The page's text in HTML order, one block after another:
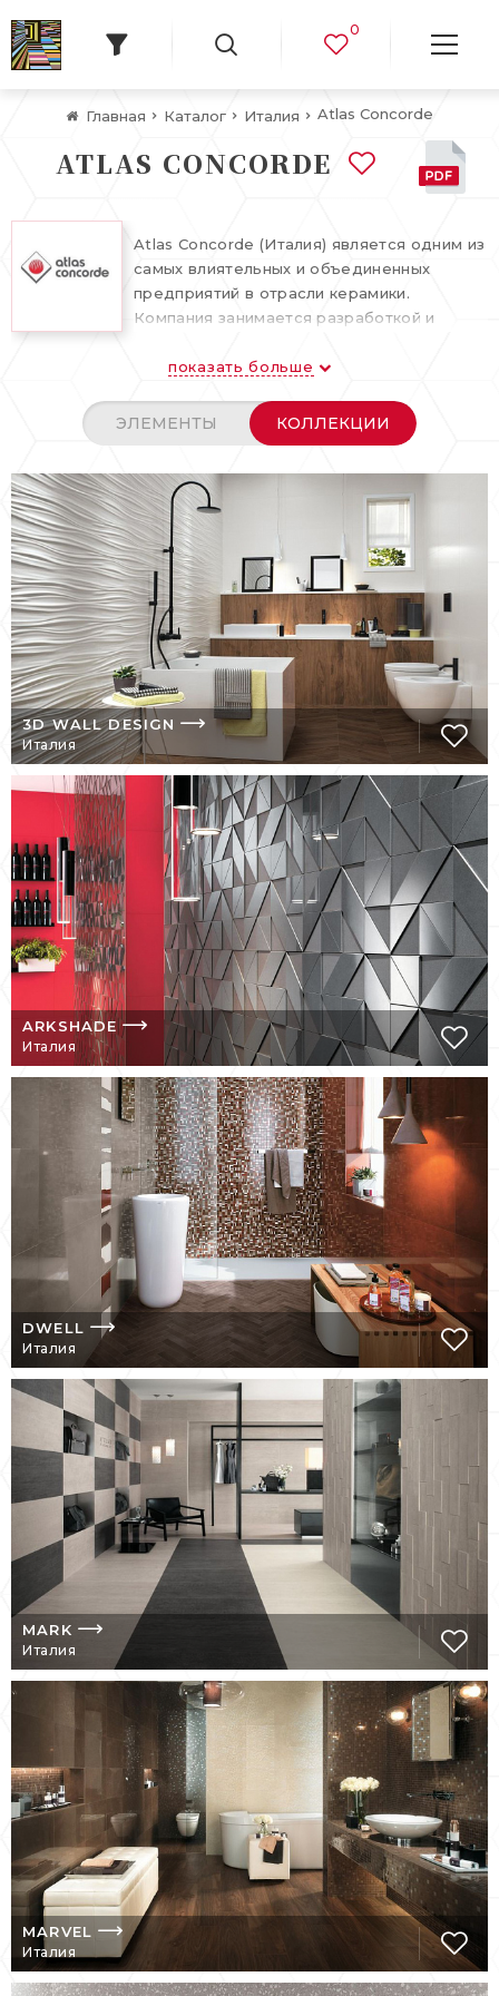
0
Главная Каталог Италия Atlas Concorde
ATLAS CONCORDE
Atlas Concorde (Италия) является одним из
самых влиятельных и объединенных
предприятий в отрасли керамики.
Компания занимается разработкой и
технологических решений для облицовки
любого стиля, интерьера и применения в
жилых пространствах, коммерческих и
Concorde включают огромное множество
форматов, разнообразие цветовой
палитры и отделок, специальных и
мозаичных элементов, рассказывающих
историю дальних земель, выраженную
сочетанием высоких технологий и
глубокого стилистического содержания.
ИСТОРИЯ БРЕНДА
История Atlas Concorde начинается в 1969
г. в Италии, Фиорано-Моденези с
основания предприятия Ceramiche
Concorde. В 1974 г. была запущена фабрика
Ceramiche Atlas. Через несколько лет
произошло слияний компаний. В 1990 г.
начинается новый этап развития
предприятия, чему предшествовало
получение сертификата UNI EN ISO 9001.
1995 г. ознаменовался выпуском
керамогранита Atlas Concorde, который
позиционируется как символ стиля,
итальянского качества. В 2009 г. компания
стала членом Совета по экологическому
строительству, что подтверждает ее
приверженность к экологически
безопасному будущему.
Сейчас Atlas Concorde – это признанный
лидер в сфере производства
керамической плитки. «Наш взгляд всегда
устремлен в будущее, потому что мы
помним свою историю и откуда мы пришли.
Вот уже на протяжение 50 лет мы
ежедневно дополняем эту прекрасную
постулатов философии компании.
НЕПОВТОРИМЫЕ
КОЛЛЕКЦИИ
Керамическая плитка Atlas Concorde – это
сочетание индивидуальности и стиля,
изысканный ассортимент, уникальные
технические качества.
Разнообразие текстур, досконально
имитирующих мрамор, ценные породы
древесины, камень, ткани, цемент.
Материалы, ставшие источником для
вдохновения при создании
керамической плитки, были
скрупулезно изучены и исследованы.
Благодаря этому эстетические
качества плитки превосходят
исходные материалы.
Atlas Concorde – одна из немногих
фабрик, у которой налажена линия по
производству крупноформатного
керамогранита – самого актуального
тренда в последнее десятилетие.
показать больше
ЭЛЕМЕНТЫ КОЛЛЕКЦИИ
3D WALL DESIGN
Италия
ARKSHADE
Италия
DWELL
Италия
MARK
Италия
MARVEL
Италия